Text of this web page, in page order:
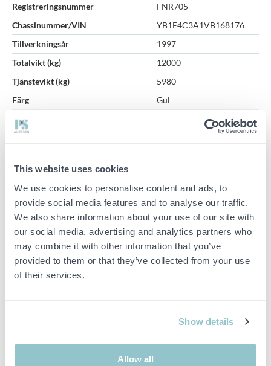
This website uses cookies
We use cookies to personalise content and ads, to
provide social media features and to analyse our traffic.
We also share information about your use of our site with
our social media, advertising and analytics partners who
may combine it with other information that you’ve
provided to them or that they’ve collected from your use
of their services.
Show details
Allow all
Registreringsnummer
FNR705
Chassinummer/VIN
YB1E4C3A1VB168176
Tillverkningsår
1997
Totalvikt (kg)
12000
Tjänstevikt (kg)
5980
Färg
Gul
Servicehistorik
Startar och går bra i motor och växellåda.
Nybesiktad vid leverans.
Flakmått: ca 420 x 250 x 40 cm.
Lastbilen säljs i befintligt skick enligt bilder.
Mätare: Ca 31500mil
Aluminiumrampen som syns på bilderna ingår ej.